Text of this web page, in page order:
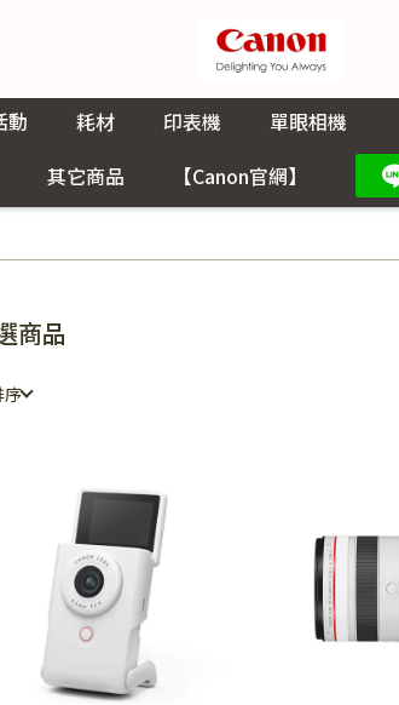
動 耗材 印表機 單眼相機
其它商品
【Canon官網】
商品
序